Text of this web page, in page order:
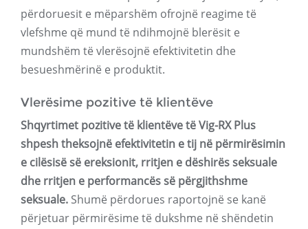
përdoruesit e mëparshëm ofrojnë reagime të
vlefshme që mund të ndihmojnë blerësit e
mundshëm të vlerësojnë efektivitetin dhe
besueshmërinë e produktit.
Vlerësime pozitive të klientëve
Shqyrtimet pozitive të klientëve të Vig-RX Plus
shpesh theksojnë efektivitetin e tij në përmirësimin
e cilësisë së ereksionit, rritjen e dëshirës seksuale
dhe rritjen e performancës së përgjithshme
seksuale. Shumë përdorues raportojnë se kanë
përjetuar përmirësime të dukshme në shëndetin